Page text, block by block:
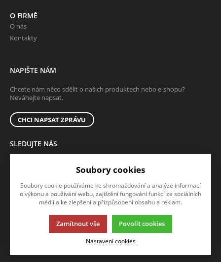
O FIRMĚ
O nás
Kontakty
NAPIŠTE NÁM
Chcete nám něco sdělit o našich produktech nebo e-shopu?
Neváhejte napsat.
CHCI NAPSAT ZPRÁVU
SLEDUJTE NÁS
Tato stránka používá soubory cookies. Klikněte pro více informací.
© 2013-2026 Arcibiskupské lesy a statky Olomouc s.r.o.
Soubory cookies
Soubory cookie používáme ke shromažďování a analýze informací
o výkonu a používání webu, zajištění fungování funkcí ze sociálních
médií a ke zlepšení a přizpůsobení obsahu a reklam.
Zamítnout vše Povolit cookies
Nastavení cookies